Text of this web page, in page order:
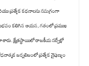
ప్రత్యేక కథనాలను సమగ్రంగా
కలిగిన ఆయన, గతంలో ప్రముఖ
క్షేత్రస్థాయిలో రాజకీయ సర్వేల్లో
జర్నలిజంలో ప్రత్యేక నైపుణ్యం